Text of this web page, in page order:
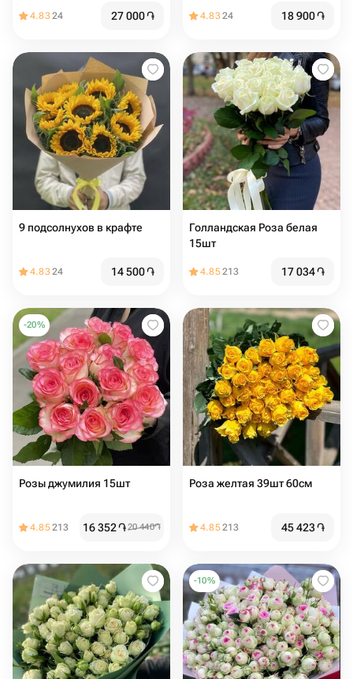
4.8324 27 000֏ 4.8324 18 900֏
9 подсолнухов в крафте
4.8324 14 500֏
Голландская Роза белая
15шт
4.85213 17 034֏
-20%
Розы джумилия 15шт
4.85213 16 352֏20 440֏
Роза желтая 39шт 60см
4.85213 45 423֏
-10%